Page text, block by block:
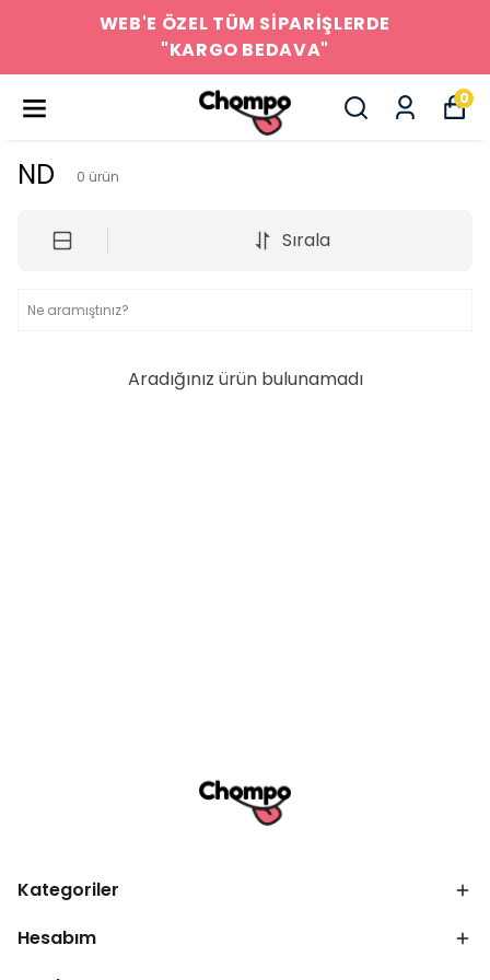
WEB'E ÖZEL TÜM SİPARİŞLERDE
"KARGO BEDAVA"
0
ND 0 ürün
Sırala
Aradığınız ürün bulunamadı
Kategoriler
Hesabım